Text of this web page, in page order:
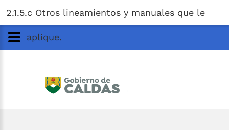
Gobernación de Caldas
2.1.5.c Otros lineamientos y manuales que le
aplique.